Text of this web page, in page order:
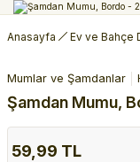
Anasayfa Ev ve Bahçe
Mumlar ve Şamdanlar
Şamdan Mumu,
59,99 TL